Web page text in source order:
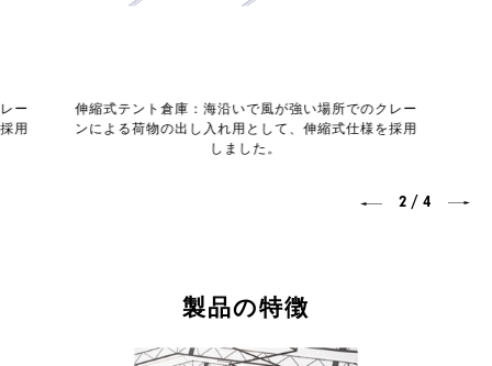
ー
用
伸縮式テント倉庫：海沿いで風が強い場所でのクレー
ンによる荷物の出し入れ用として、伸縮式仕様を採用
しました。
2 / 4
製品の特徴